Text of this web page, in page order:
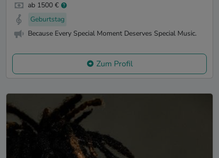
ab 1500 €
Geburtstag
Because Every Special Moment Deserves Special Music.
Zum Profil